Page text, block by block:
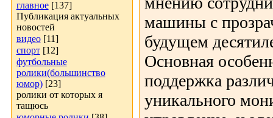
главное [137]
Публикация актуальных
новостей
видео [11]
спорт [12]
футбольные
ролики(большинство
юмор) [23]
ролики от которых я
тащюсь
машины с
будущем
Основная
поддержка
уникального